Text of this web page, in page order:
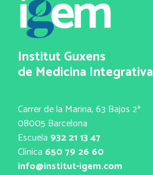
Institut Guxens
de Medicina Integrativa
Carrer de la Marina, 63 Bajos 2ª
08005 Barcelona
Escuela 932 21 13 47
Clínica 650 79 26 60
info@institut-igem.com